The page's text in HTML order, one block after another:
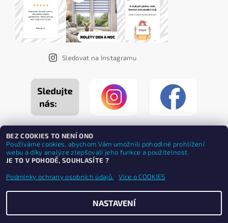
Sledovat na Instagramu
2026 ©ZEBRASHOP®, všechna práva vyhrazenaUpravit nastavení cookies
BEZ COOKIES TO NENÍ ONO
Používáme cookies, abychom Vám umožnili pohodlné prohlížení
webu a díky analýze zlepšovali jeho funkce a použitelnost.
JE TO V POHODĚ, SOUHLASÍTE ?
Podmínky ochrany osobních údajů.
Více o COOKIES
NASTAVENÍ